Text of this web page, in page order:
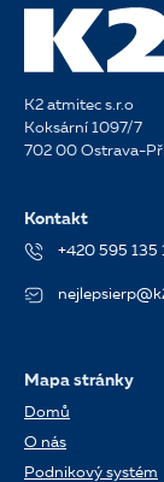
K2 atmitec s.r.o
Koksární 1097/7
702 00 Ostrava-
Kontakt
+420 595 135
Mapa stránky
Domů
O nás
Podnikový systém